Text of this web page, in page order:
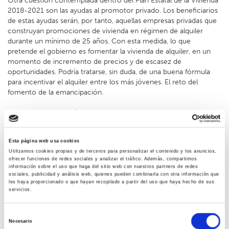
Esta página web usa cookies
Utilizamos cookies propias y de terceros para personalizar el contenido y los anuncios,
ofrecer funciones de redes sociales y analizar el tráfico. Además, compartimos
información sobre el uso que haga del sitio web con nuestros partners de redes
sociales, publicidad y análisis web, quienes pueden combinarla con otra información que
les haya proporcionado o que hayan recopilado a partir del uso que haya hecho de sus
servicios.
Necesario
2018-2021 son las ayudas al promotor privado. Los beneficiarios
de estas ayudas serán, por tanto, aquellas empresas privadas que
construyan promociones de vivienda en régimen de alquiler
durante un mínimo de 25 años. Con esta medida, lo que
pretende el gobierno es fomentar la vivienda de alquiler, en un
momento de incremento de precios y de escasez de
oportunidades. Podría tratarse, sin duda, de una buena fórmula
para incentivar el alquiler entre los más jóvenes. El reto del
fomento de la emancipación.
Ayudas a la promoción de viviendas
Como te indicábamos, los beneficiarios de estas ayudas
promotores privados que construyan promociones de vivienda
en alquiler. El importe de las ayudas será de hasta 350 euros por
metro cuadrado útil por cada una de las viviendas.
Habrá un límite, eso sí, que se establece en el 50% de la inversión.
por otra parte, que solo podrán acceder a estas viviendas las
familias con hasta 3 veces el IPREM, siempre en régimen de
alquiler.